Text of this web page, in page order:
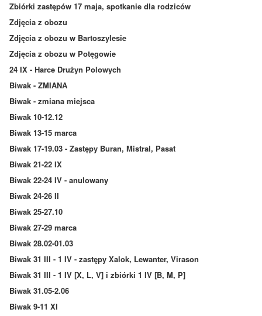
Zbiórki zastępów 17 maja, spotkanie dla rodziców
Zdjęcia z obozu
Zdjęcia z obozu w Bartoszylesie
Zdjęcia z obozu w Potęgowie
24 IX - Harce Drużyn Polowych
Biwak - ZMIANA
Biwak - zmiana miejsca
Biwak 10-12.12
Biwak 13-15 marca
Biwak 17-19.03 - Zastępy Buran, Mistral, Pasat
Biwak 21-22 IX
Biwak 22-24 IV - anulowany
Biwak 24-26 II
Biwak 25-27.10
Biwak 27-29 marca
Biwak 28.02-01.03
Biwak 31 III - 1 IV - zastępy Xalok, Lewanter, Virason
Biwak 31 III - 1 IV [X, L, V] i zbiórki 1 IV [B, M, P]
Biwak 31.05-2.06
Biwak 9-11 XI